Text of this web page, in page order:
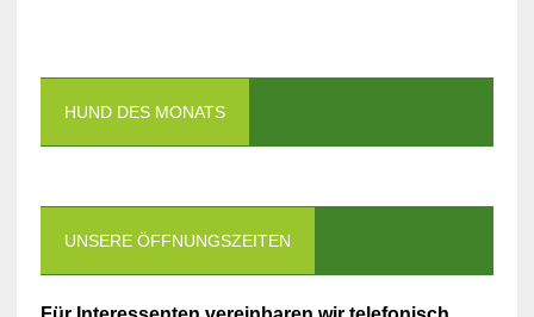
HUND DES MONATS
UNSERE ÖFFNUNGSZEITEN